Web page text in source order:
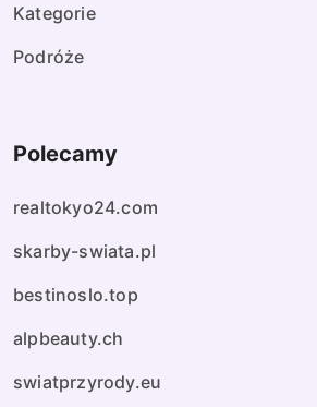
Kategorie
Podróże
Polecamy
realtokyo24.com
skarby-swiata.pl
bestinoslo.top
alpbeauty.ch
swiatprzyrody.eu